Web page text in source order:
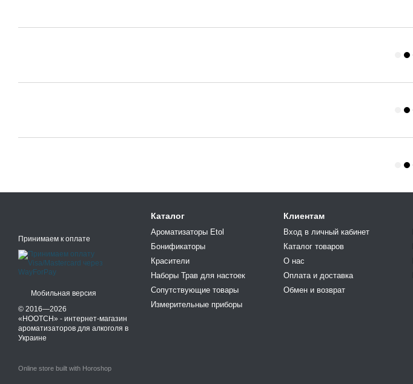
Принимаем к оплате
Мобильная версия
© 2016—2026
«HOOTCH» - интернет-магазин
ароматизаторов для алкоголя в
Украине
Online store built with Horoshop
Каталог
Ароматизаторы Etol
Бонификаторы
Красители
Наборы Трав для настоек
Сопутствующие товары
Измерительные приборы
Клиентам
Вход в личный кабинет
Каталог товаров
О нас
Оплата и доставка
Обмен и возврат